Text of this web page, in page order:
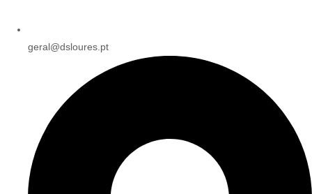
geral@dsloures.pt